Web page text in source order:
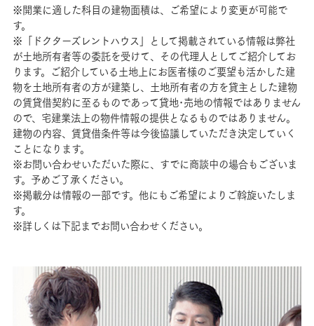
※開業に適した科目の建物面積は、ご希望により変更が可能で
す。
※「ドクターズレントハウス」として掲載されている情報は弊社
が土地所有者等の委託を受けて、その代理人としてご紹介してお
ります。ご紹介している土地上にお医者様のご要望も活かした建
物を土地所有者の方が建築し、土地所有者の方を貸主とした建物
の賃貸借契約に至るものであって貸地･売地の情報ではありません
ので、宅建業法上の物件情報の提供となるものではありません。
建物の内容、賃貸借条件等は今後協議していただき決定していく
ことになります。
※お問い合わせいただいた際に、すでに商談中の場合もございま
す。予めご了承ください。
※掲載分は情報の一部です。他にもご希望によりご斡旋いたしま
す。
※詳しくは下記までお問い合わせください。